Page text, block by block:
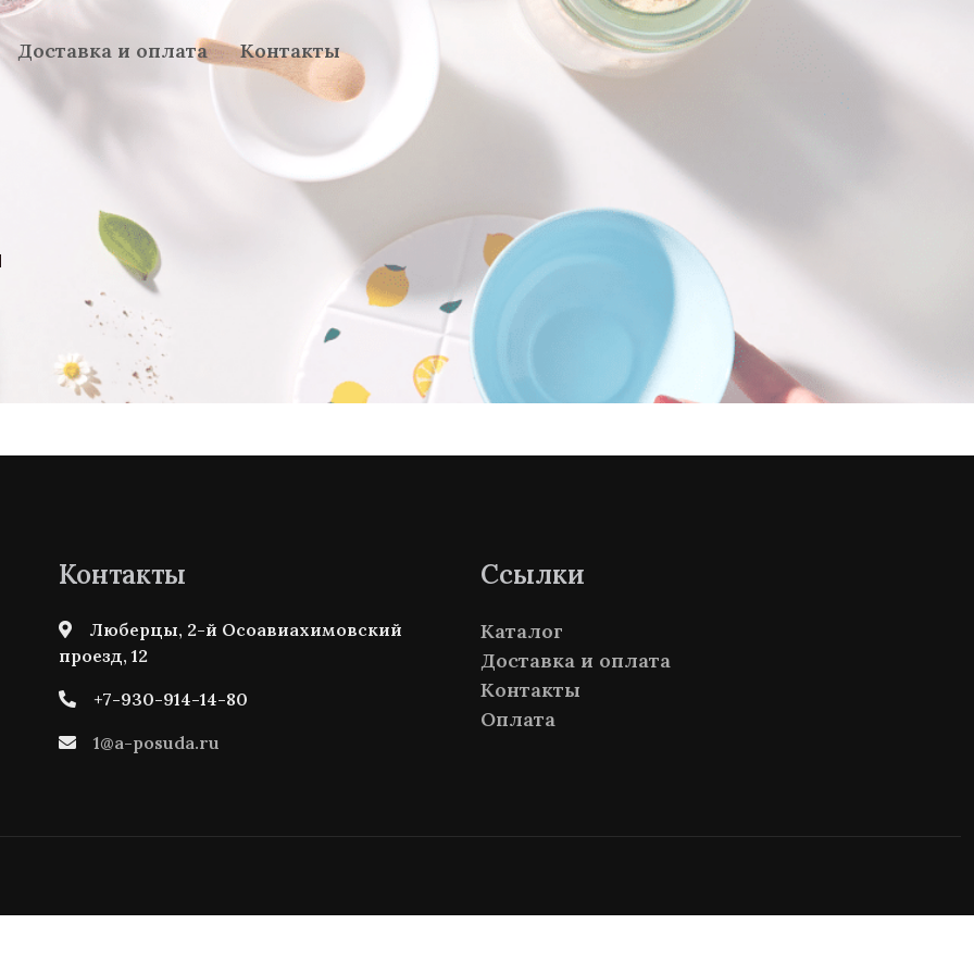
Доставка и оплата Контакты
Контакты
Люберцы, 2-й Осоавиахимовский
проезд, 12
+7-930-914-14-80
1@a-posuda.ru
Ссылки
Каталог
Доставка и оплата
Контакты
Оплата